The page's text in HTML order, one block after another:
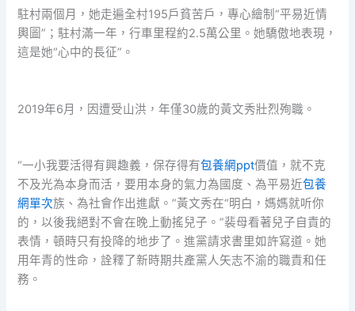
駐村兩個月，她走遍全村195戶貧苦戶，專心繪制“平易近情
輿圖”；駐村滿一年，行車里程約2.5萬公里。她驕傲地表現，
這是她“心中的長征”。
2019年6月，因遭受山洪，年僅30歲的黃文秀壯烈殉職。
“一小我要活得有興趣義，保存得有包養網ppt價值，就不克
不及光為本身而活，要用本身的氣力為國度、為平易近包養
網單次族、為社會作出進獻。”黃文秀在“明白，媽媽就听你
的，以後我絕對不會在晚上動搖兒子。”裴母看著兒子自責的
表情，頓時只有投降的地步了。進黨請求書里如許寫道。她
用年青的性命，詮釋了新時期共產黨人矢志不渝的職責和任
務。